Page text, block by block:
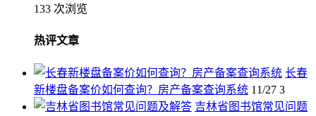
133 次浏览
热评文章
长春
新楼盘备案价如何查询？房产备案查询系统 11/27 3
吉林省图书馆常见问题